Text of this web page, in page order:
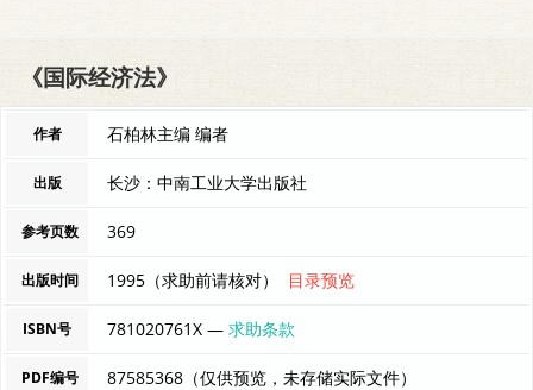
《国际经济法》
作者 石柏林主编 编者
出版 长沙：中南工业大学出版社
参考页数 369
出版时间 1995（求助前请核对） 目录预览
ISBN号 781020761X —求助条款
PDF编号 87585368（仅供预览，未存储实际文件）